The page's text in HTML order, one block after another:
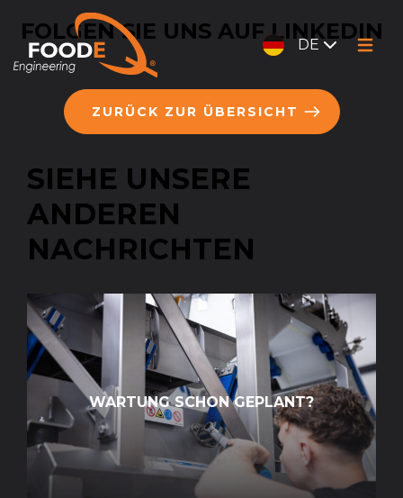
DE
FOLGEN SIE UNS AUF LINKEDIN
ZURÜCK ZUR ÜBERSICHT
SIEHE UNSERE
ANDEREN
NACHRICHTEN
WARTUNG SCHON GEPLANT?